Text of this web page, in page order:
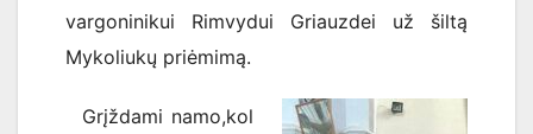
vargoninikui Rimvydui Griauzdei už šiltą
Mykoliukų priėmimą.
Grįždami namo,kol